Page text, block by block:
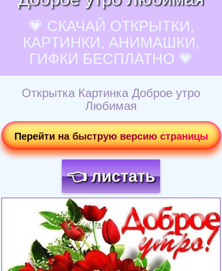
💗 СКАЧАЙ ОТКРЫТКИ,
КАРТИНКИ, АНИМАШКИ,
ГИФКИ БЕСПЛАТНО 💗
Открытка Картинка Доброе утро
Любимая
Перейти на быструю версию страницы
👈 листать
Загрузка картинки...